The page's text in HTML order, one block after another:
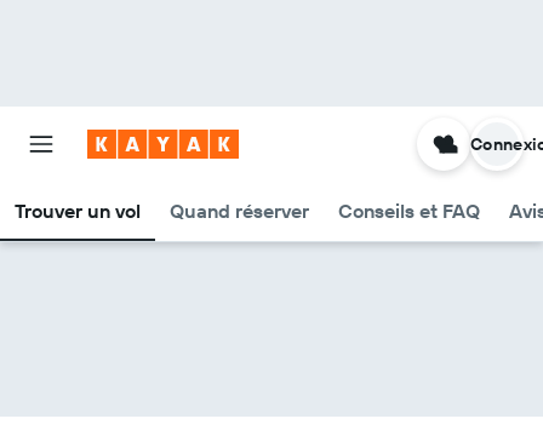
Trouver un vol Quand réserver Conseils et FAQ